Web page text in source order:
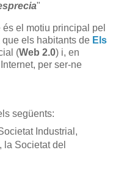
"
el motiu principal pel
els habitants de Els
(Web 2.0) i, en
per ser-ne
següents:
Industrial,
la Societat del